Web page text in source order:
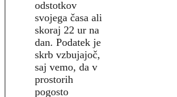
odstotkov
svojega časa ali
skoraj 22 ur na
dan. Podatek je
skrb vzbujajoč,
saj vemo, da v
prostorih
pogosto